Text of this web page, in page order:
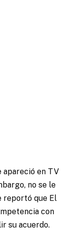
apareció en TV
no se le
reportó que El
con
su acuerdo.